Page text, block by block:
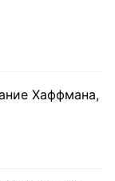
Хаффмана,